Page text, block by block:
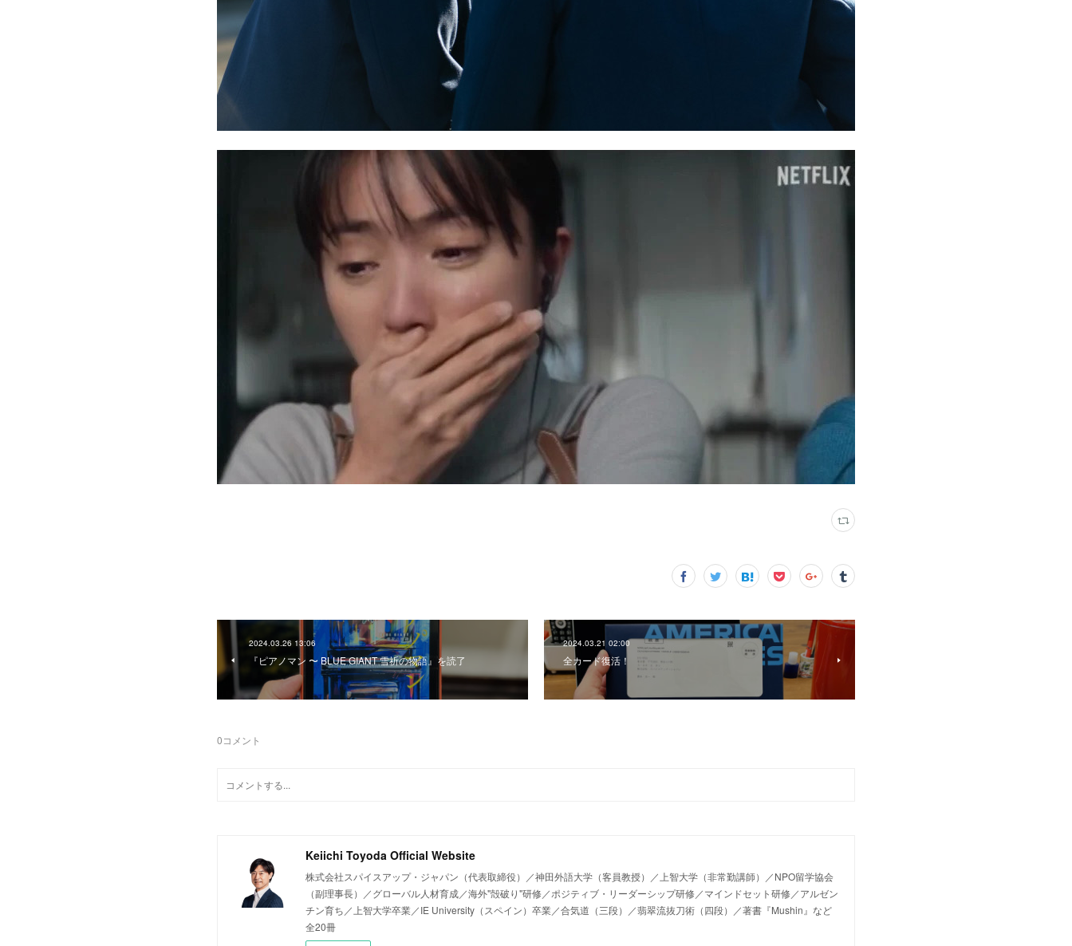
2024.03.26 13:06
『ピアノマン 〜 BLUE GIANT 雪祈の物語』を読了
2024.03.21 02:00
全カード復活！
0コメント
Keiichi Toyoda Official Website
株式会社スパイスアップ・ジャパン（代表取締役）／神田外語大学（客員教授）／上智大学（非常勤講師）／NPO留学協会
（副理事長）／グローバル人材育成／海外"殻破り"研修／ポジティブ・リーダーシップ研修／マインドセット研修／アルゼン
チン育ち／上智大学卒業／IE University（スペイン）卒業／合気道（三段）／翡翠流抜刀術（四段）／著書『Mushin』など
全20冊